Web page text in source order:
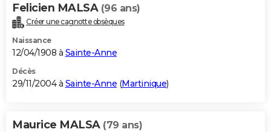
Felicien MALSA (96 ans)
Créer une cagnotte obsèques
Naissance
12/04/1908 à Sainte-Anne
Décès
29/11/2004 à Sainte-Anne (Martinique)
Maurice MALSA (79 ans)